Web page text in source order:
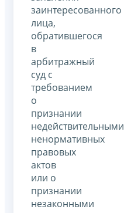
заинтересованного
лица,
обратившегося
в
арбитражный
суд с
требованием
о
признании
недействительными
ненормативных
правовых
актов
или о
признании
незаконными